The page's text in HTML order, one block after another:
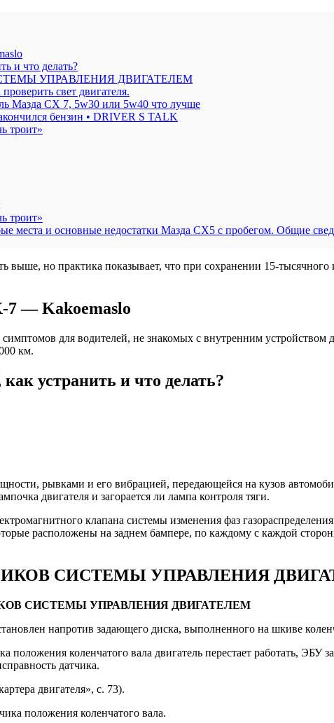
и что делать?
УПРАВЛЕНИЯ ДВИГАТЕЛЕМ
свет двигателя.
Мазда CX 7, 5w30 или 5w40 что лучше
бензин • DRIVER S TALK
троит»
троит»
места и основные недостатки Мазда СХ5 с пробегом. Общие
выше, но практика показывает, что при сохранении 15-
7 — Kakoemaslo
для водителей, не знакомых с внутренним устройством
км.
устранить и что делать?
рывками и его вибрацией, передающейся на кузов
двигателя и загорается ли лампа контроля тяги.
клапа­на системы изменения фаз
расположены на заднем бампере, по каждому с каждой
СИСТЕМЫ УПРАВЛЕНИЯ
СИСТЕМЫ УПРАВЛЕНИЯ ДВИГАТЕЛЕМ
напротив задающе­го диска, выполненного на шкиве
коленчатого вала двигатель перестает работать, ЭБУ
датчика.
двигателя», с. 73).
положения коленчатого вала.